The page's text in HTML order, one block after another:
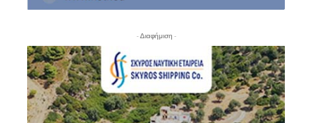
- Διαφήμιση -